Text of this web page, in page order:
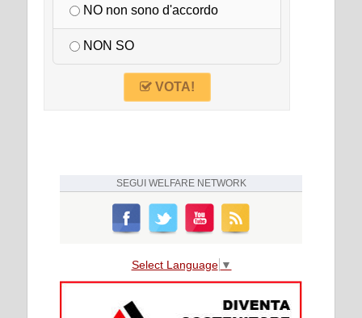
NO non sono d'accordo
NON SO
VOTA!
SEGUI WELFARE NETWORK
Select Language ▼